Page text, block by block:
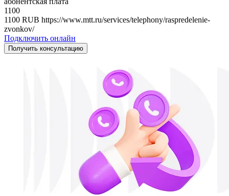
1100
1100 RUB https://www.mtt.ru/services/telephony/raspredelenie-
zvonkov/
Подключить онлайн
Получить консультацию